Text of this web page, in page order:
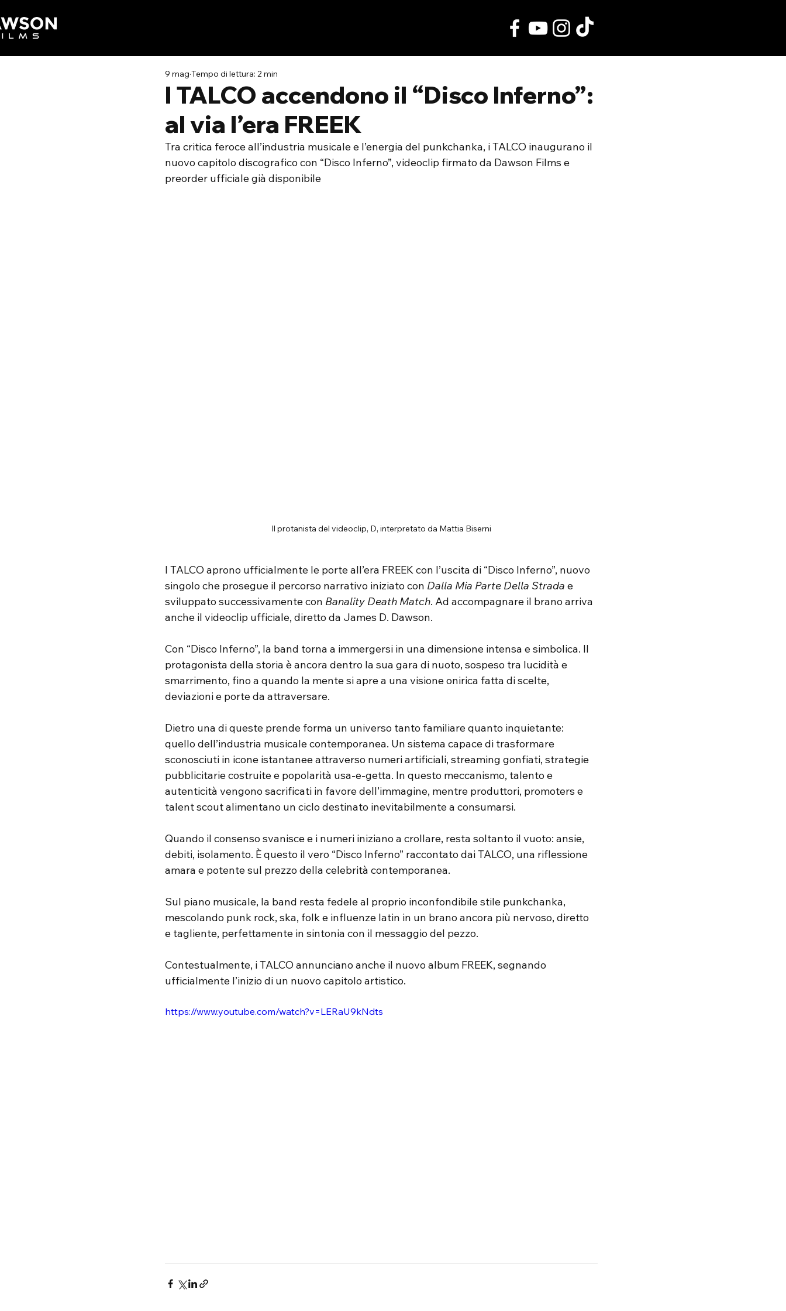
I TALCO accendono il “Disco Inferno”:
al via l’era FREEK
9 mag Tempo di lettura: 2 min
Tra critica feroce all’industria musicale e l’energia del punkchanka, i TALCO inaugurano il
nuovo capitolo discografico con “Disco Inferno”, videoclip firmato da Dawson Films e
preorder ufficiale già disponibile
Il protanista del videoclip, D, interpretato da Mattia Biserni
I TALCO aprono ufficialmente le porte all’era FREEK con l’uscita di “Disco Inferno”, nuovo
singolo che prosegue il percorso narrativo iniziato con Dalla Mia Parte Della Strada e
sviluppato successivamente con Banality Death Match. Ad accompagnare il brano arriva
anche il videoclip ufficiale, diretto da James D. Dawson.
Con “Disco Inferno”, la band torna a immergersi in una dimensione intensa e simbolica. Il
protagonista della storia è ancora dentro la sua gara di nuoto, sospeso tra lucidità e
smarrimento, fino a quando la mente si apre a una visione onirica fatta di scelte,
deviazioni e porte da attraversare.
Dietro una di queste prende forma un universo tanto familiare quanto inquietante:
quello dell’industria musicale contemporanea. Un sistema capace di trasformare
sconosciuti in icone istantanee attraverso numeri artificiali, streaming gonfiati, strategie
pubblicitarie costruite e popolarità usa-e-getta. In questo meccanismo, talento e
autenticità vengono sacrificati in favore dell’immagine, mentre produttori, promoters e
talent scout alimentano un ciclo destinato inevitabilmente a consumarsi.
Quando il consenso svanisce e i numeri iniziano a crollare, resta soltanto il vuoto: ansie,
debiti, isolamento. È questo il vero “Disco Inferno” raccontato dai TALCO, una riflessione
amara e potente sul prezzo della celebrità contemporanea.
Sul piano musicale, la band resta fedele al proprio inconfondibile stile punkchanka,
mescolando punk rock, ska, folk e influenze latin in un brano ancora più nervoso, diretto
e tagliente, perfettamente in sintonia con il messaggio del pezzo.
Contestualmente, i TALCO annunciano anche il nuovo album FREEK, segnando
ufficialmente l’inizio di un nuovo capitolo artistico.
https://www.youtube.com/watch?v=LERaU9kNdts